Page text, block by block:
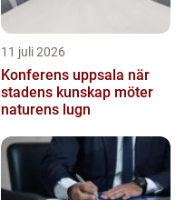
11 juli 2026
Konferens uppsala när
stadens kunskap möter
naturens lugn